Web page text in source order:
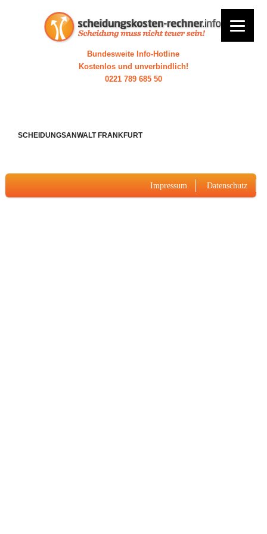
Bundesweite Info-Hotline
Kostenlos und unverbindlich!
0221 789 685 50
SCHEIDUNGSANWALT FRANKFURT
Impressum Datenschutz